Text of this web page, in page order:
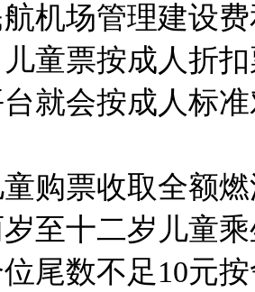
航机场管理建设
童票按成人折
就会按成人标
票收取全额燃
至十二岁儿童
尾数不足10元